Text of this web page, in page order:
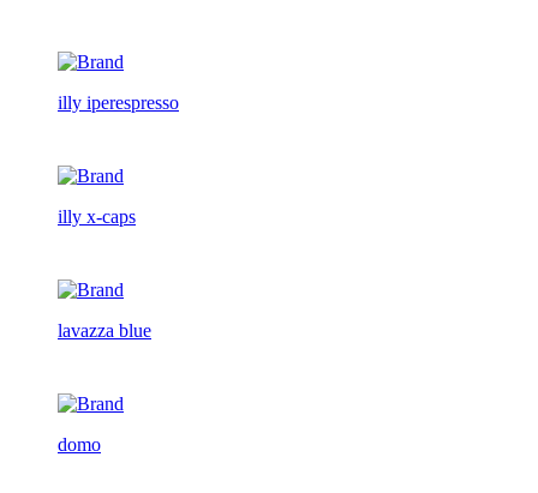
illy iperespresso
illy x-caps
lavazza blue
domo